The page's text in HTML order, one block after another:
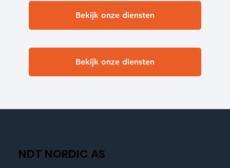
Bekijk onze diensten
Bekijk onze diensten
NDT NORDIC AS